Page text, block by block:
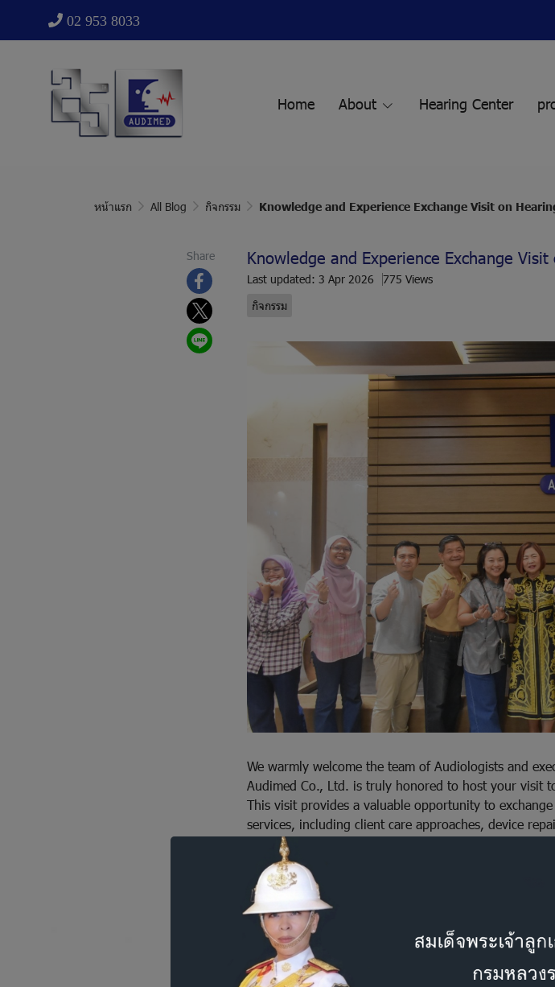
02 953 8033
Home About Hearing Center
หน้าแรก All Blog กิจกรรม Knowledge and Experience Exchange Visit on
Share Knowledge and Experience Exchange
Last updated: 3 Apr 2026
775 Views
กิจกรรม
We warmly welcome the team of Audiologists and
Audimed Co., Ltd. is truly honored to host your visit
This visit provides a valuable opportunity to
services, including client care approaches, device
procedures—all of which are essential components
benefit of individuals with hearing loss.
We sincerely hope that this exchange will
further enhance hearing care standards at an
Thank you for your kind visit, and we look forward